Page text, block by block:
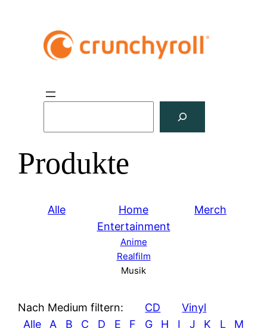
h
e
Produkte
Alle
Home
Entertainment
Anime
Realfilm
Musik
Merch
Nach Medium filtern: CD
Vinyl
Alle
A B C D E F G H I J K L
M